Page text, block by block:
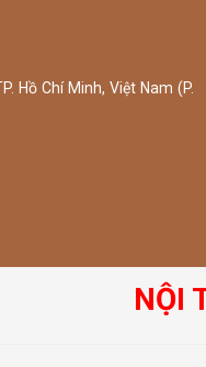
Hồ Chí Minh, Việt Nam (P.
NỘI